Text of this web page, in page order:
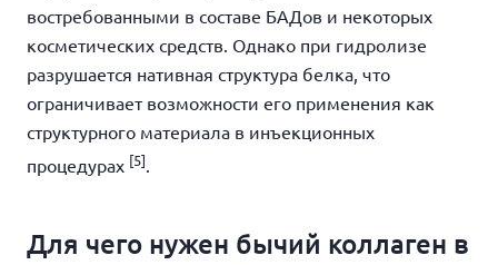
востребованными в составе БАДов и некоторых
косметических средств. Однако при гидролизе
разрушается нативная структура белка, что
ограничивает возможности его применения как
структурного материала в инъекционных
процедурах [5] .
Для чего нужен бычий коллаген в